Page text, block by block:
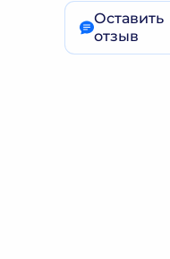
Оставить
отзыв